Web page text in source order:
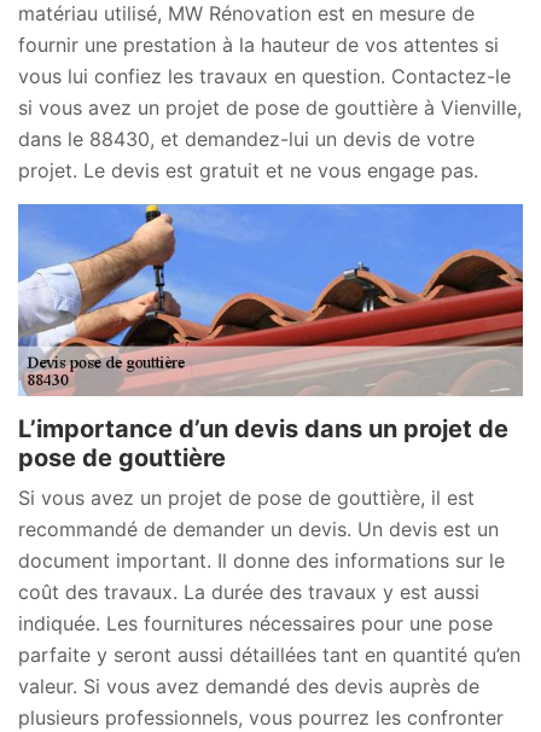
matériau utilisé, MW Rénovation est en mesure de
fournir une prestation à la hauteur de vos attentes si
vous lui confiez les travaux en question. Contactez-le
si vous avez un projet de pose de gouttière à Vienville,
dans le 88430, et demandez-lui un devis de votre
projet. Le devis est gratuit et ne vous engage pas.
L’importance d’un devis dans un projet de
pose de gouttière
Si vous avez un projet de pose de gouttière, il est
recommandé de demander un devis. Un devis est un
document important. Il donne des informations sur le
coût des travaux. La durée des travaux y est aussi
indiquée. Les fournitures nécessaires pour une pose
parfaite y seront aussi détaillées tant en quantité qu’en
valeur. Si vous avez demandé des devis auprès de
plusieurs professionnels, vous pourrez les confronter